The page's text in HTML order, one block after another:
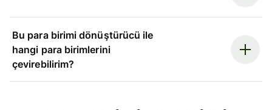
Bu para birimi dönüştürücü ile
hangi para birimlerini
çevirebilirim?